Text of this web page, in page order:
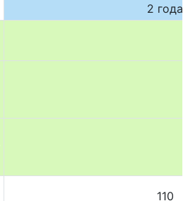
2 года
110